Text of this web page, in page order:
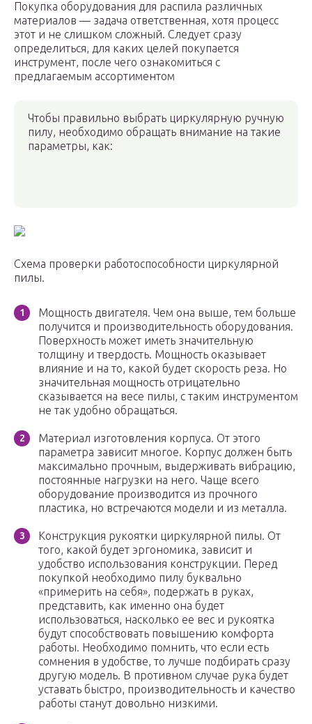
Покупка оборудования для распила различных
материалов — задача ответственная, хотя процесс
этот и не слишком сложный. Следует сразу
определиться, для каких целей покупается
инструмент, после чего ознакомиться с
предлагаемым ассортиментом
Чтобы правильно выбрать циркулярную ручную
пилу, необходимо обращать внимание на такие
параметры, как:
Схема проверки работоспособности циркулярной
пилы.
Мощность двигателя. Чем она выше, тем больше
получится и производительность оборудования.
Поверхность может иметь значительную
толщину и твердость. Мощность оказывает
влияние и на то, какой будет скорость реза. Но
значительная мощность отрицательно
сказывается на весе пилы, с таким инструментом
не так удобно обращаться.
Материал изготовления корпуса. От этого
параметра зависит многое. Корпус должен быть
максимально прочным, выдерживать вибрацию,
постоянные нагрузки на него. Чаще всего
оборудование производится из прочного
пластика, но встречаются модели и из металла.
Конструкция рукоятки циркулярной пилы. От
того, какой будет эргономика, зависит и
удобство использования конструкции. Перед
покупкой необходимо пилу буквально
«примерить на себя», подержать в руках,
представить, как именно она будет
использоваться, насколько ее вес и рукоятка
будут способствовать повышению комфорта
работы. Необходимо помнить, что если есть
сомнения в удобстве, то лучше подбирать сразу
другую модель. В противном случае рука будет
уставать быстро, производительность и качество
работы станут довольно низкими.